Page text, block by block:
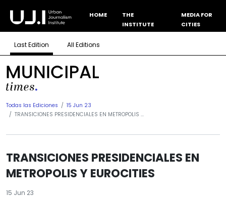
HOME
THE
INSTITUTE
MEDIA FOR
CITIES
Last Edition All Editions
Todas las Ediciones
15 Jun 23
TRANSICIONES PRESIDENCIALES EN METROPOLIS ...
TRANSICIONES PRESIDENCIALES EN
METROPOLIS Y EUROCITIES
15 Jun 23